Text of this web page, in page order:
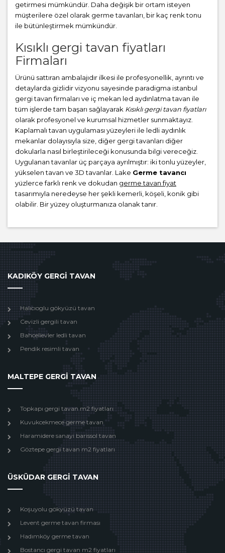
getirmesi mümkündür. Daha değişik bir ortam isteyen
müşterilere özel olarak germe tavanları, bir kaç renk tonu
ile bütünleştirmek mümkündür.
Kısıklı gergi tavan fiyatları
Firmaları
Ürünü sattıran ambalajıdır ilkesi ile profesyonellik, ayrıntı ve
detaylarda gizlidir vizyonu sayesinde paradigma istanbul
gergi tavan firmaları ve iç mekan led aydınlatma tavan ile
tüm işlerde tam başarı sağlayarak Kısıklı gergi tavan fiyatları
olarak profesyonel ve kurumsal hizmetler sunmaktayız.
Kaplamalı tavan uygulaması yüzeyleri ile ledli aydınlık
mekanlar dolayısıyla size, diğer gergi tavanları diğer
dokularla nasıl birleştirileceği konusunda bilgi vereceğiz.
Uygulanan tavanlar üç parçaya ayrılmıştır: iki tonlu yüzeyler,
yükselen tavan ve 3D tavanlar. Lake Germe tavancı
yüzlerce farklı renk ve dokudan germe tavan fiyat
tasarımıyla neredeyse her şekli kemerli, köşeli, konik gibi
olabilir. Bir yüzey oluşturmanıza olanak tanır.
KADIKÖY GERGİ TAVAN
Halıcıoglu gökyüzü tavan
Cevizli gergili tavan
Bahcelievler ledli tavan
Pendik resimli tavan
MALTEPE GERGİ TAVAN
Topkapı gergi tavan m2 fiyatları
Kuvukcekmece germe tavan
Haramidere sanayi barissol tavan
Göztepe gergi tavan m2 fiyatları
ÜSKÜDAR GERGİ TAVAN
Koşuyolu gökyüzü tavan
Levent germe tavan firması
Hadımköy germe tavan
Bostancı gergi tavan m2 fiyatları